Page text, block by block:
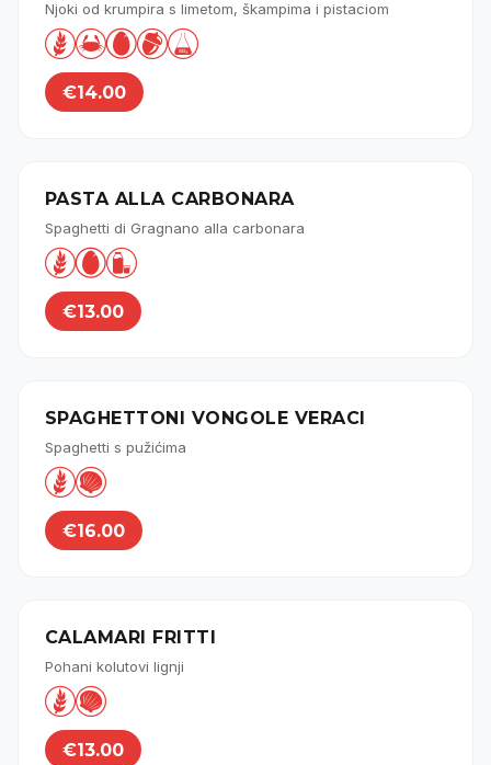
Njoki od krumpira s limetom, škampima i pistaciom

€14.00
PASTA ALLA CARBONARA
Spaghetti di Gragnano alla carbonara

€13.00
SPAGHETTONI VONGOLE VERACI
Spaghetti s pužićima

€16.00
CALAMARI FRITTI
Pohani kolutovi lignji

€13.00